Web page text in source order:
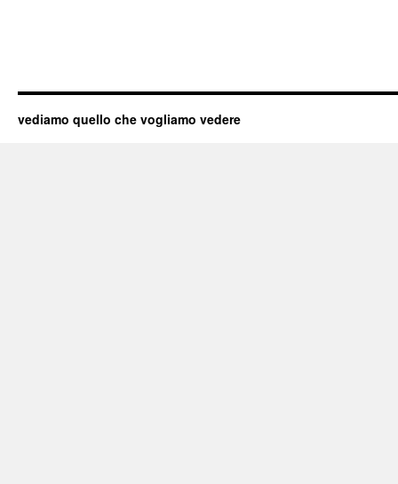
vediamo quello che vogliamo vedere